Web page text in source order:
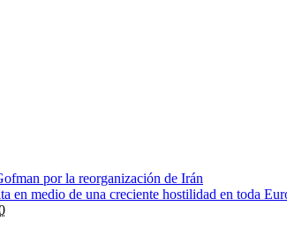
por la reorganización de Irán
en medio de una creciente hostilidad en toda